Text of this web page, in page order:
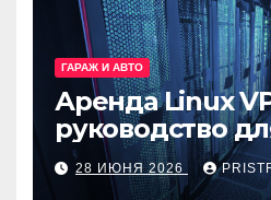
ГАРАЖ И АВТО
Аренда Linux
руководство
разработчиков
28 ИЮНЯ 2026